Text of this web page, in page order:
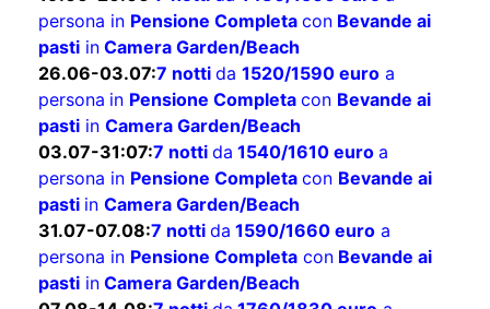
pasti inCamera Garden/Beach
19.06-26.06: 7 nottida 1430/1500 euro
persona in Pensione CompletaconBevande ai
pastiinCamera Garden/Beach
26.06-03.07: 7 nottida 1520/1590 euro
persona inPensione CompletaconBevande ai
pastiin Camera Garden/Beach
03.07-31:07: 7 nottida1540/1610 euro
persona inPensione CompletaconBevande ai
pasti in Camera Garden/Beach
31.07-07.08: 7 nottida1590/1660 euro
persona inPensione Completacon Bevande ai